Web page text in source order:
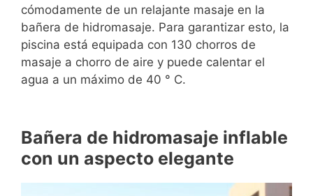
cómodamente de un relajante masaje en la
bañera de hidromasaje. Para garantizar esto, la
piscina está equipada con 130 chorros de
masaje a chorro de aire y puede calentar el
agua a un máximo de 40 ° C.
Bañera de hidromasaje inflable
con un aspecto elegante